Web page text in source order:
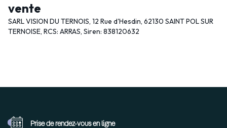
vente
SARL VISION DU TERNOIS, 12 Rue d'Hesdin, 62130 SAINT POL SUR
TERNOISE, RCS: ARRAS, Siren: 838120632
Prise de rendez-vous en ligne